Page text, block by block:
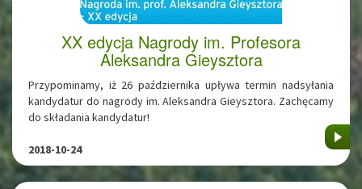
XX edycja Nagrody im. Profesora
Aleksandra Gieysztora
Przypominamy, iż 26 października upływa termin nadsyłania
kandydatur do nagrody im. Aleksandra Gieysztora. Zachęcamy
do składania kandydatur!
2018-10-24